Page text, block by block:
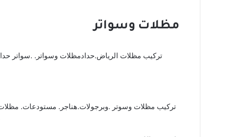
مظلات وسواتر
تركيب مظلات الرياض.حدادمظلات وسواتر. .سواتر
تركيب مظلات وسوتر .وبرجولات.هناجر. مستودعات.